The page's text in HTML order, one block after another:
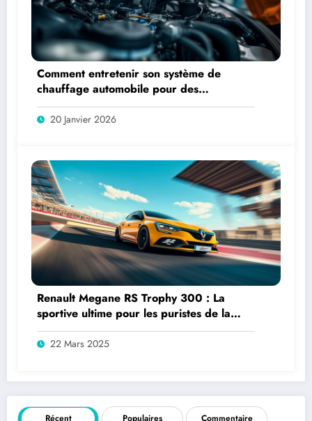
Comment entretenir son système de
chauffage automobile pour des
performances optimales
20 Janvier 2026
Renault Megane RS Trophy 300 : La
sportive ultime pour les puristes de la
performance
22 Mars 2025
Récent Populaires Commentaire